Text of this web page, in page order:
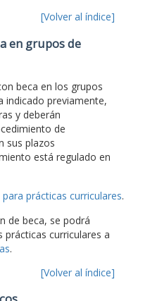
[Volver al índice]
en grupos de
beca en los grupos
indicado previamente,
y deberán
de
sus plazos
está regulado en
prácticas curriculares.
de beca, se podrá
prácticas curriculares a
.
[Volver al índice]